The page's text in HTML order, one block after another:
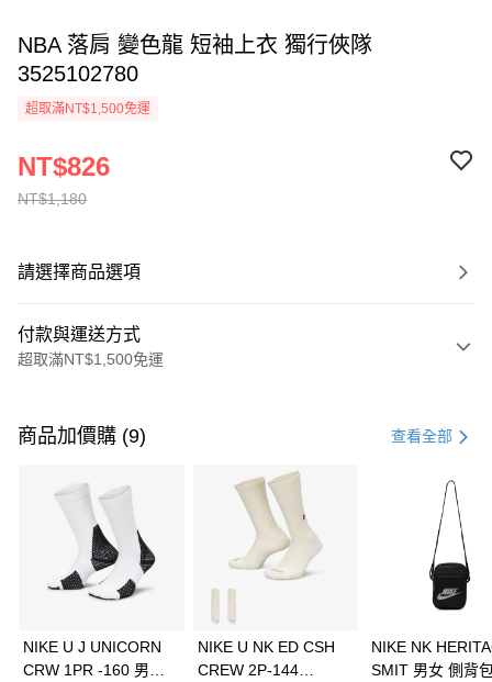
NBA 落肩 變色龍 短袖上衣 獨行俠隊
3525102780
超取滿NT$1,500免運
NT$1,180
NT$826
請選擇商品選項
付款與運送方式
超取滿NT$1,500免運
信用卡一次付款
3 期 0 利率 每期 21家銀行
合作金庫商業銀行
第一商業銀行
華南商業銀行
彰化商業銀行
上海商業儲蓄銀行
Apple Pay
全盈+PAY
商品加價購 (9) 查看全部
NIKE U J UNICORN
CRW 1PR -160 男女
NIKE U NK ED CSH
CREW 2P-144
NIKE NK
SMIT 男女 側背